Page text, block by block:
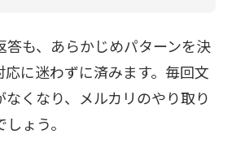
答も、あらかじめパターンを決
応に迷わずに済みます。毎回文
くなり、メルカリのやり取り
ょう。